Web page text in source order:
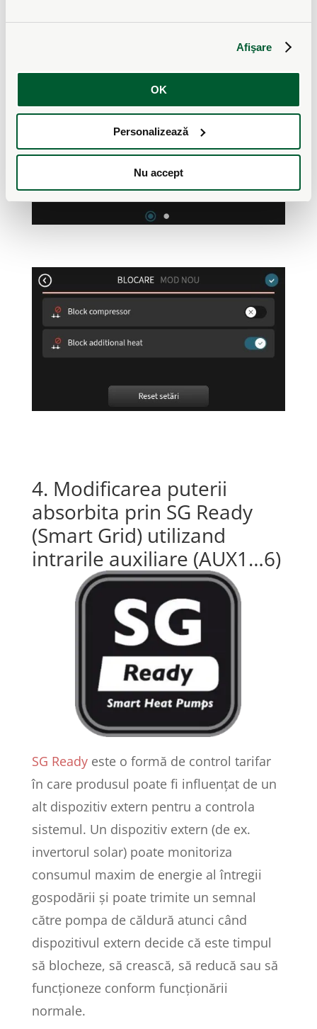
Afişare
OK
Personalizează
Nu accept
4. Modificarea puterii
absorbita prin SG Ready
(Smart Grid) utilizand
intrarile auxiliare (AUX1…6)
SG Readyeste o formă de control tarifar
în care produsul poate fi influențat de un
alt dispozitiv extern pentru a controla
sistemul. Un dispozitiv extern (de ex.
invertorul solar) poate monitoriza
consumul maxim de energie al întregii
gospodării și poate trimite un semnal
către pompa de căldură atunci când
dispozitivul extern decide că este timpul
să blocheze, să crească, să reducă sau să
funcționeze conform funcționării
normale.